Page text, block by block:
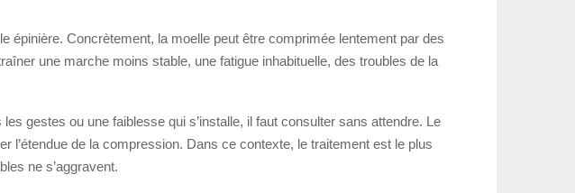
Concrètement, la moelle peut être comprimée lentement par des
une marche moins stable, une fatigue inhabituelle, des troubles de la
gestes ou une faiblesse qui s’installe, il faut consulter sans attendre. Le
l’étendue de la compression. Dans ce contexte, le traitement est le plus
ne s’aggravent.